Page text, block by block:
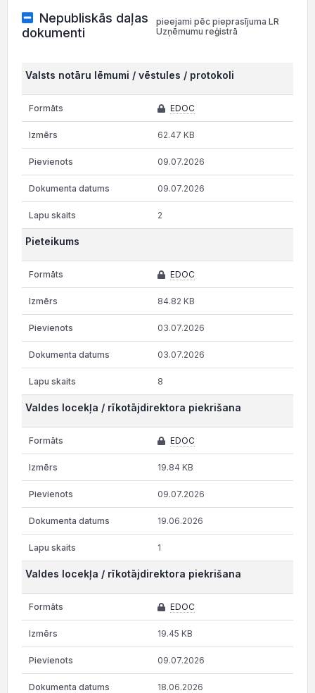
Nepubliskās daļas
dokumenti
pieejami pēc pieprasījuma LR
Uzņēmumu reģistrā
Valsts notāru lēmumi / vēstules / protokoli
EDOC
62.47 KB
09.07.2026
09.07.2026
2
Pieteikums
EDOC
84.82 KB
03.07.2026
03.07.2026
8
Valdes locekļa / rīkotājdirektora piekrišana
EDOC
19.84 KB
09.07.2026
19.06.2026
1
Valdes locekļa / rīkotājdirektora piekrišana
EDOC
19.45 KB
09.07.2026
18.06.2026